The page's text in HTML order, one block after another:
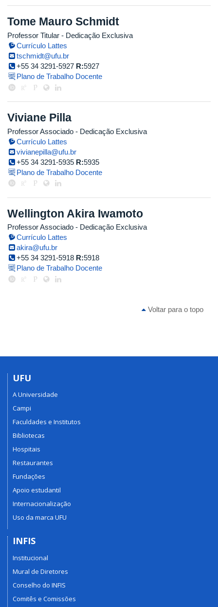
Tome Mauro Schmidt
Professor Titular - Dedicação Exclusiva
Currículo Lattes
tschmidt@ufu.br
+55 34 3291-5927 R:5927
Plano de Trabalho Docente
Viviane Pilla
Professor Associado - Dedicação Exclusiva
Currículo Lattes
vivianepilla@ufu.br
+55 34 3291-5935 R:5935
Plano de Trabalho Docente
Wellington Akira Iwamoto
Professor Associado - Dedicação Exclusiva
Currículo Lattes
akira@ufu.br
+55 34 3291-5918 R:5918
Plano de Trabalho Docente
Voltar para o topo
UFU
A Universidade
Campi
Faculdades e Institutos
Bibliotecas
Hospitais
Restaurantes
Fundações
Apoio estudantil
Internacionalização
Uso da marca UFU
INFIS
Institucional
Mural de Diretores
Conselho do INFIS
Comitês e Comissões